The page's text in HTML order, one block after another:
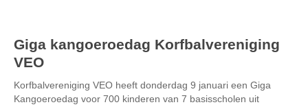
Giga kangoeroedag Korfbalvereniging
VEO
Korfbalvereniging VEO heeft donderdag 9 januari een Giga
Kangoeroedag voor 700 kinderen van 7 basisscholen uit